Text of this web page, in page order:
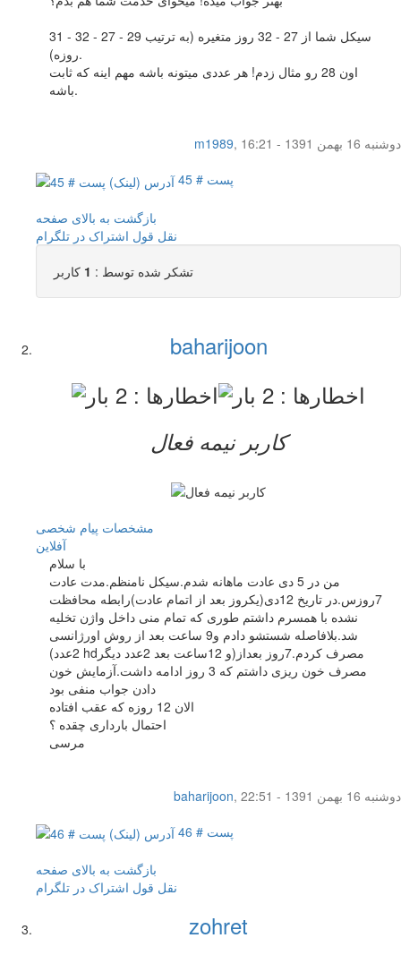
سیکل شما از 27 - 32 روز متغیره (به ترتیب 29 - 27 - 32 - 31
روزه).
اون 28 رو مثال زدم! هر عددی میتونه باشه مهم اینه که ثابت
باشه.
m1989,
دوشنبه 16 بهمن 1391 - 16:21
پست # 45
بازگشت به بالای صفحه
نقل قول اشتراک در تلگرام
تشکر شده توسط : 1 کاربر
baharijoon
کاربر نيمه فعال
مشخصات پیام شخصی
آفلاين
با سلام
من در 5 دی عادت ماهانه شدم.سیکل نامنظم.مدت عادت
7روزس.در تاریخ 12دی(یکروز بعد از اتمام عادت)رابطه محافظت
نشده با همسرم داشتم طوری که تمام منی داخل واژن تخلیه
شد.بلافاصله شستشو دادم و9 ساعت بعد از روش اورژانسی
(2عدد hdو 12ساعت بعد 2عدد دیگر)مصرف کردم.7روز بعداز
مصرف خون ریزی داشتم که 3 روز ادامه داشت.آزمایش خون
دادن جواب منفی بود
الان 12 روزه که عقب افتاده
احتمال بارداری چقده ؟
مرسی
baharijoon,
دوشنبه 16 بهمن 1391 - 22:51
پست # 46
بازگشت به بالای صفحه
نقل قول اشتراک در تلگرام
zohret